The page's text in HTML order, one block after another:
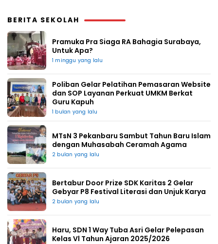
BERITA SEKOLAH
Pramuka Pra Siaga RA Bahagia Surabaya,
Untuk Apa?
1 minggu yang lalu
Poliban Gelar Pelatihan Pemasaran Website
dan SOP Layanan Perkuat UMKM Berkat
Guru Kapuh
1 bulan yang lalu
MTsN 3 Pekanbaru Sambut Tahun Baru Islam
dengan Muhasabah Ceramah Agama
2 bulan yang lalu
Bertabur Door Prize SDK Karitas 2 Gelar
Gebyar P8 Festival Literasi dan Unjuk Karya
2 bulan yang lalu
Haru, SDN 1 Way Tuba Asri Gelar Pelepasan
Kelas Vl Tahun Ajaran 2025/2026